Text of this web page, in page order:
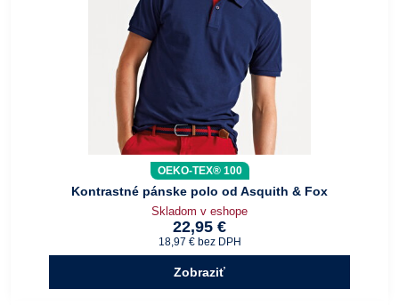
OEKO-TEX® 100
Kontrastné pánske polo od Asquith & Fox
Skladom v eshope
22,95 €
18,97 € bez DPH
Zobraziť